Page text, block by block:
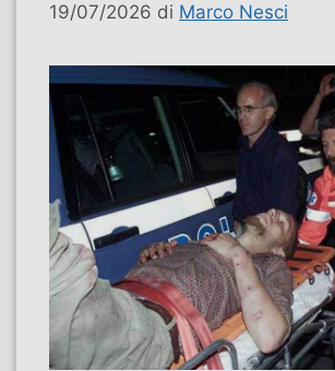
19/07/2026 di Marco Nesci